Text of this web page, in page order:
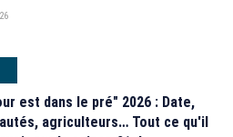
est dans le pré" 2026 : Date,
agriculteurs… Tout ce qu'il